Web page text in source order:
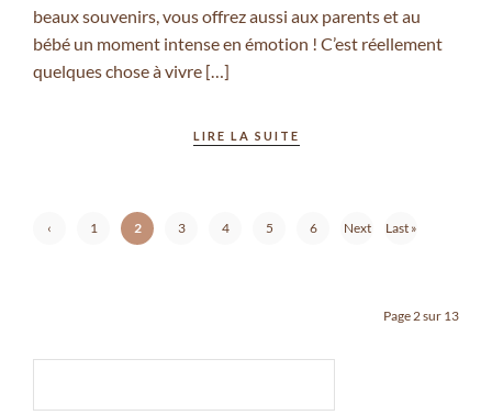
beaux souvenirs, vous offrez aussi aux parents et au
bébé un moment intense en émotion ! C’est réellement
quelques chose à vivre […]
LIRE LA SUITE
‹
1 2 3 4 5 6
Next
Last »
Page 2 sur 13